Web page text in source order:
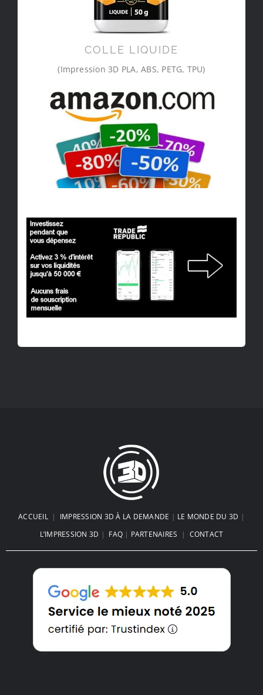
COLLE LIQUIDE
(Impression 3D PLA, ABS, PETG, TPU)
ACCUEIL| IMPRESSION 3D À LA DEMANDE | LE MONDE DU 3D |
L’IMPRESSION 3D | FAQ | PARTENAIRES | CONTACT